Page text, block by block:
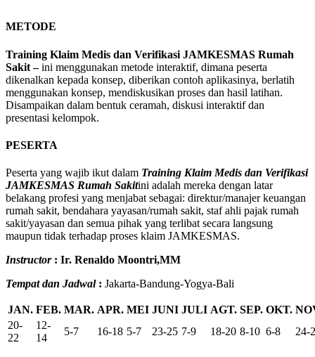
METODE
Training Klaim Medis dan Verifikasi JAMKESMAS Rumah
Sakit –ini menggunakan metode interaktif, dimana peserta
dikenalkan kepada konsep, diberikan contoh aplikasinya, berlatih
menggunakan konsep, mendiskusikan proses dan hasil latihan.
Disampaikan dalam bentuk ceramah, diskusi interaktif dan
presentasi kelompok.
PESERTA
Peserta yang wajib ikut dalam Training Klaim Medis dan Verifikasi
JAMKESMAS Rumah Sakitini adalah mereka dengan latar
belakang profesi yang menjabat sebagai: direktur/manajer keuangan
rumah sakit, bendahara yayasan/rumah sakit, staf ahli pajak rumah
sakit/yayasan dan semua pihak yang terlibat secara langsung
maupun tidak terhadap proses klaim JAMKESMAS.
Instructor: Ir. Renaldo Moontri,MM
Tempat dan Jadwal: Jakarta-Bandung-Yogya-Bali
JAN. FEB. MAR. APR. MEI JUNI JULI AGT. SEP. OKT.
20-
22
12-
14
5-7 16-18 5-7 23-25 7-9 18-20 8-10 6-8 24-